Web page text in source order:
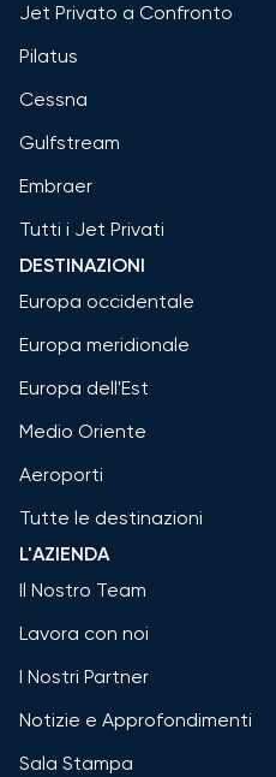
Jet Privato a Confronto
Pilatus
Cessna
Gulfstream
Embraer
Tutti i Jet Privati
DESTINAZIONI
Europa occidentale
Europa meridionale
Europa dell'Est
Medio Oriente
Aeroporti
Tutte le destinazioni
L'AZIENDA
Il Nostro Team
Lavora con noi
I Nostri Partner
Notizie e Approfondimenti
Sala Stampa